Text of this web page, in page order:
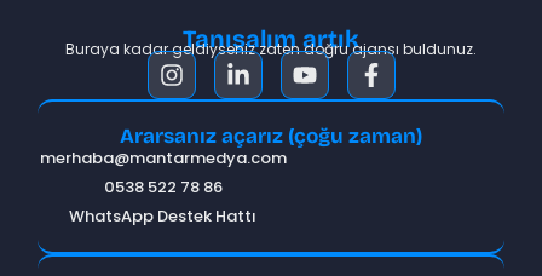
Tanışalım artık
Buraya kadar geldiyseniz zaten doğru ajansı buldunuz.
Ararsanız açarız (çoğu zaman)
merhaba@mantarmedya.com
0538 522 78 86
WhatsApp Destek Hattı